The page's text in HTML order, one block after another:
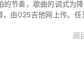
节奏，歌曲的调式为降
，由025吉他网上传。任
阅